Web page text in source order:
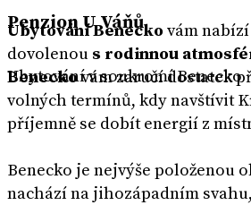
Penzion U Váňů
Ubytování v soukromí Benecko
Ubytování Beneckovám
dovolenou s rodinnou
Beneckovám zaručí dostatek
volných termínů, kdy navštívit
příjemně se dobít energií z
Benecko je nejvýše položenou
nachází na jihozápadním